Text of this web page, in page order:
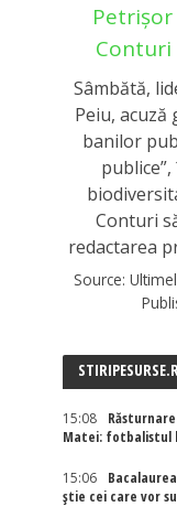
Conturi
Sâmbătă,
Peiu,
banilor
Conturi
redactarea
Source:
15:08
Matei: fotbalistul
15:06
știe cei care vor